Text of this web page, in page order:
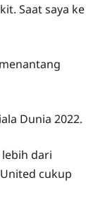
Saat saya ke
Dunia 2022.
dari
cukup